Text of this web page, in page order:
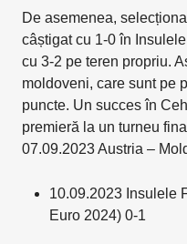
De asemenea,
câștigat cu 1-0 în
cu 3-2 pe teren propriu.
moldoveni, care sunt pe
puncte. Un succes în
premieră la un turneu
07.09.2023 Austria –
10.09.2023 Insulele
Euro 2024) 0-1